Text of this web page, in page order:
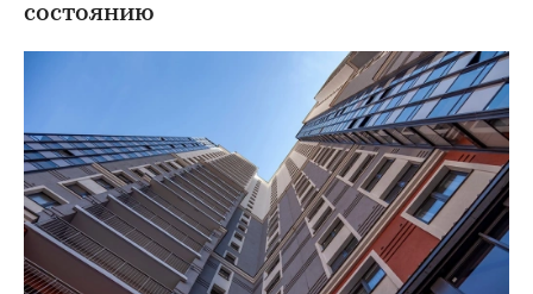
состоянию